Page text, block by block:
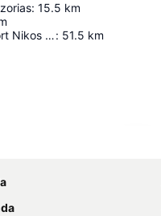
: 15.5 km
Heraklion International Airport Nikos Kazantzakis: 51.5 km